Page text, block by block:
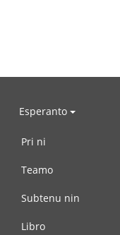
Esperanto
Pri ni
Teamo
Subtenu nin
Libro